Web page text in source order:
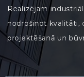
Realizējam
nodrošinot kvalitāti,
projektēšanā un